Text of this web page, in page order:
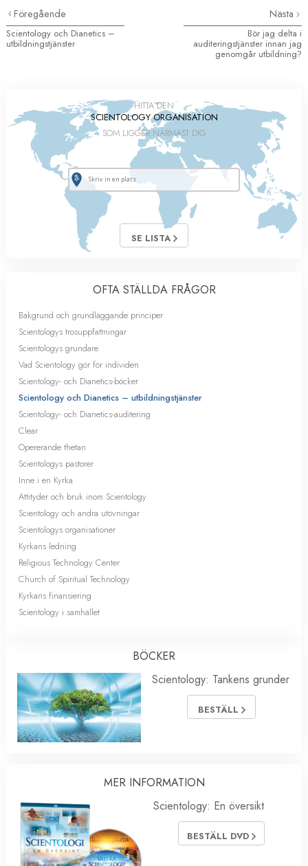
Föregående
Scientology och Dianetics –
utbildningstjänster
Nästa
Bör jag delta i
auditeringstjänster innan jag
genomgår utbildning?
HITTA DEN
SCIENTOLOGY ORGANISATION
SOM LIGGER NÄRMAST DIG
SE LISTA
OFTA STÄLLDA FRÅGOR
Bakgrund och grundläggande principer
Scientologys trosuppfattningar
Scientologys grundare
Vad Scientology gör för individen
Scientology- och Dianetics-böcker
Scientology och Dianetics – utbildningstjänster
Scientology- och Dianetics-auditering
Clear
Opererande thetan
Scientologys pastorer
Inne i en Kyrka
Attityder och bruk inom Scientology
Scientology och andra utövningar
Scientologys organisationer
Kyrkans ledning
Religious Technology Center
Church of Spiritual Technology
Kyrkans finansiering
Scientology i samhället
BÖCKER
Scientology: Tankens grunder
BESTÄLL
MER INFORMATION
Scientology: En översikt
BESTÄLL DVD